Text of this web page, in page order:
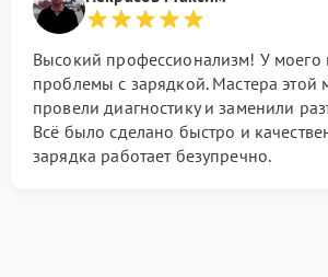
Высокий профессионализм! У моего
проблемы с зарядкой. Мастера этой
провели диагностику и заменили
Всё было сделано быстро и
зарядка работает безупречно.